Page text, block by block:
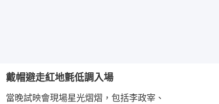
戴帽避走紅地氈低調入場
當晚試映會現場星光熠熠，包括李政宰、